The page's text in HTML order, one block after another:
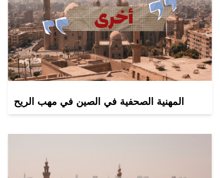
المهنية الصحفية في الصين في مهب الريح